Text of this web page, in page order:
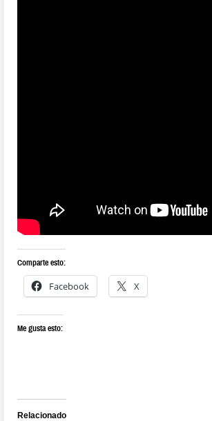
Comparte esto:
Facebook X
Me gusta esto:
Relacionado